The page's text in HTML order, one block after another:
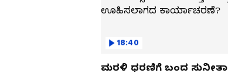
18:40
ಮರಳಿ ಧರಣಿಗೆ ಬಂದ ಸುನೀತಾ